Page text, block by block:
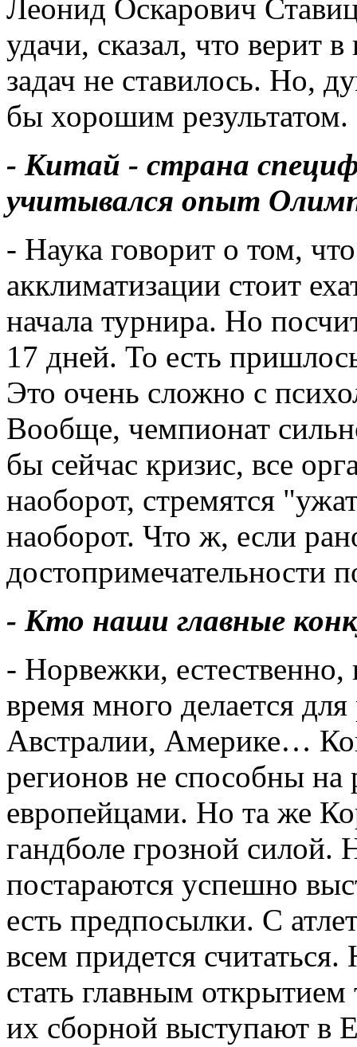
Леонид Оскарович
удачи, сказал, что верит
задач не ставилось. Но,
бы хорошим результатом.
- Китай - страна
учитывался опыт
- Наука говорит о том,
акклиматизации стоит
начала турнира. Но
17 дней. То есть
Это очень сложно с
Вообще, чемпионат
бы сейчас кризис, все
наоборот, стремятся
наоборот. Что ж, если
достопримечательности
- Кто наши главные
- Норвежки,
время много делается
Австралии, Америке…
регионов не способны на
европейцами. Но та же
гандболе грозной силой.
постараются успешно
есть предпосылки. С
всем придется
стать главным
их сборной выступают в